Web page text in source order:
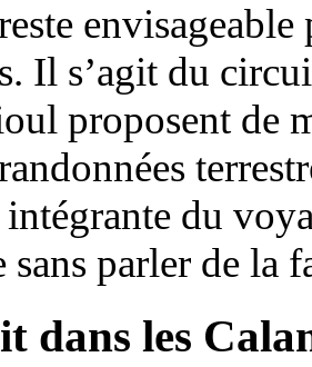
Il s’agit du
proposent de
du
parler de la
dans les